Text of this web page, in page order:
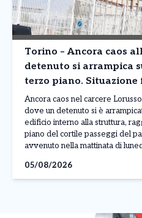
Torino – Ancora caos
detenuto si arrampica
terzo piano.
Ancora caos nel carcere
dove un detenuto si è
edificio interno alla struttura,
piano del cortile passeggi del
avvenuto nella mattinata di
ancora stati […]
05/08/2026